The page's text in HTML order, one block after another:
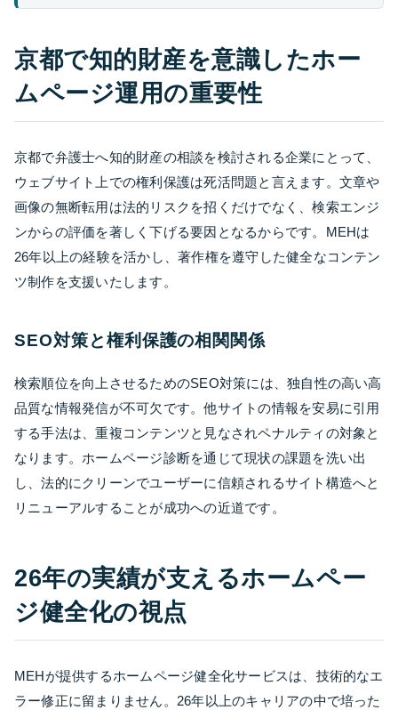
京都で知的財産を意識したホー
ムページ運用の重要性
京都で弁護士へ知的財産の相談を検討される企業にとって、
ウェブサイト上での権利保護は死活問題と言えます。文章や
画像の無断転用は法的リスクを招くだけでなく、検索エンジ
ンからの評価を著しく下げる要因となるからです。MEHは
26年以上の経験を活かし、著作権を遵守した健全なコンテン
ツ制作を支援いたします。
SEO対策と権利保護の相関関係
検索順位を向上させるためのSEO対策には、独自性の高い高
品質な情報発信が不可欠です。他サイトの情報を安易に引用
する手法は、重複コンテンツと見なされペナルティの対象と
なります。ホームページ診断を通じて現状の課題を洗い出
し、法的にクリーンでユーザーに信頼されるサイト構造へと
リニューアルすることが成功への近道です。
26年の実績が支えるホームペー
ジ健全化の視点
MEHが提供するホームページ健全化サービスは、技術的なエ
ラー修正に留まりません。26年以上のキャリアの中で培った